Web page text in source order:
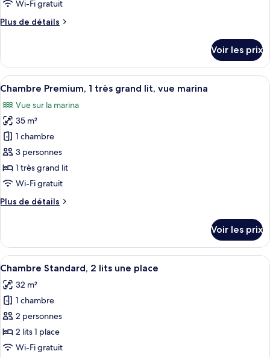
chambre :
Suite,
vue
marina
(High
Floor)
Wi-Fi gratuit
Plus de détails
Plus
le
type
de
Suite,
chambre,
vue
marina
(High
Floor)
Voir les prix
Afficher
toutes
les
photos
pour
ce
type
de
chambre :
Chambre
très
grand
lit,
vue
marina
Chambre Premium, 1 très grand lit,
7
Chambre Premium, 1 très grand lit, vue marina
Vue sur la marina
35 m²
1 chambre
3 personnes
1 très grand lit
Wi-Fi gratuit
Plus de détails
Plus
le
type
de
Chambre
Premium,
très
grand
lit,
vue
Voir les prix
Afficher
toutes
les
photos
pour
ce
type
Une chambre d’hôtel moderne
7
Chambre Standard, 2 lits une place
32 m²
1 chambre
2 personnes
2 lits 1 place
Wi-Fi gratuit